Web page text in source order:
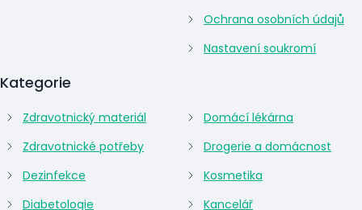
Kategorie
Zdravotnický materiál
Zdravotnické potřeby
Dezinfekce
Diabetologie
Domácí lékárna
Drogerie a domácnost
Kosmetika
Kancelář
Ochrana osobních údajů
Nastavení soukromí